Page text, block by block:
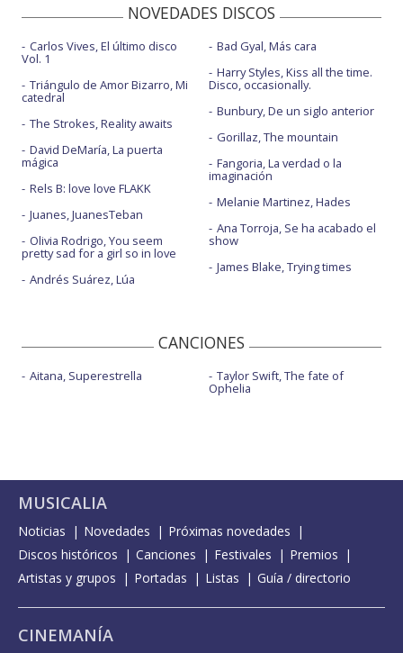
NOVEDADES DISCOS
Carlos Vives, El último disco
Vol. 1
Triángulo de Amor Bizarro, Mi
catedral
The Strokes, Reality awaits
David DeMaría, La puerta
mágica
Rels B: love love FLAKK
Juanes, JuanesTeban
Olivia Rodrigo, You seem
pretty sad for a girl so in love
Andrés Suárez, Lúa
Bad Gyal, Más cara
Harry Styles, Kiss all the time.
Disco, occasionally.
Bunbury, De un siglo anterior
Gorillaz, The mountain
Fangoria, La verdad o la
imaginación
Melanie Martinez, Hades
Ana Torroja, Se ha acabado el
show
James Blake, Trying times
CANCIONES
Aitana, Superestrella Taylor Swift, The fate of
Ophelia
MUSICALIA
Noticias Novedades
Próximas novedades
Discos históricos
Canciones Festivales
Premios
Artistas y grupos
Portadas Listas Guía / directorio
CINEMANÍA